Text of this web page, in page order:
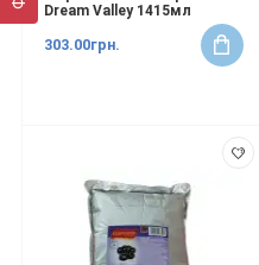
Dream Valley 1415мл
303.00грн.